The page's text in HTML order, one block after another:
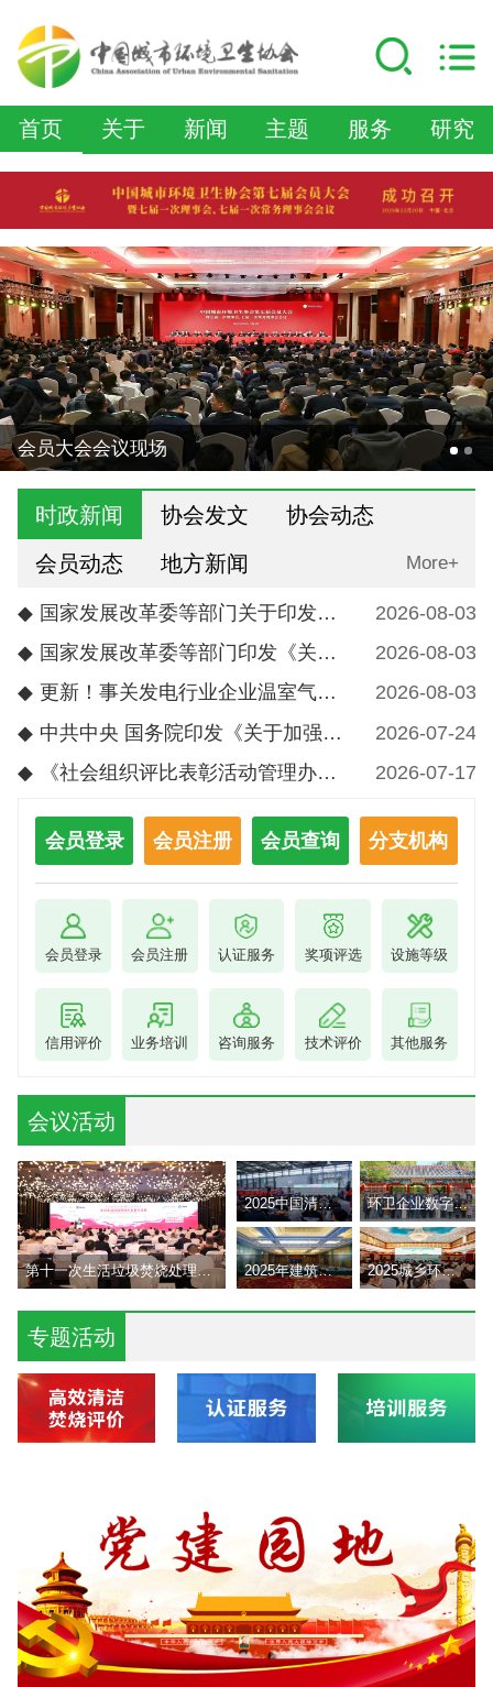
首页 关于 新闻 主题 服务 研究
会员大会会议现场
时政新闻
More+
协会发文
协会动态
会员动态
地方新闻
◆ 国家发展改革委等部门关于印发《非化石能源电力消费核算指南（试行）》的通知
2026-08-03
◆ 国家发展改革委等部门印发《关于开展重点行业节能降碳改造攻坚三年行动的通知》
2026-08-03
◆ 更新！事关发电行业企业温室气体排放核算报告与核查
2026-08-03
◆ 中共中央 国务院印发《关于加强新时代社会工作的意见》
2026-07-24
◆
《社会组织评比表彰活动管理办法》解读 2026-07-17
会员登录 会员注册 会员查询 分支机构
会员登录 会员注册 认证服务 奖项评选 设施等级
信用评价 业务培训 咨询服务 技术评价 其他服务
会议活动
第十一次生活垃圾焚烧处理技术与设备研讨会
2025中国清洁产业大会在沪召开 环卫企业数字化赋能高级研修
2025年建筑垃圾治理与资源化利用交流会 2025城乡环卫现代化治理发展交流会郑州举办
专题活动